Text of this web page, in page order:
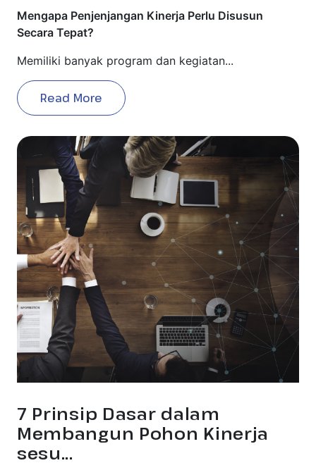
Mengapa Penjenjangan Kinerja Perlu Disusun
Secara Tepat?
Memiliki banyak program dan kegiatan...
Read More
7 Prinsip Dasar dalam
Membangun Pohon Kinerja
sesu...